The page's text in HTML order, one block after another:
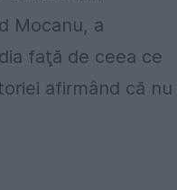
Mocanu, a
faţă de ceea ce
afirmând că nu